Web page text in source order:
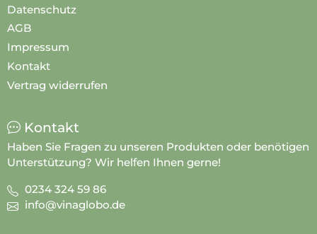
Datenschutz
AGB
Impressum
Kontakt
Vertrag widerrufen
Kontakt
Haben Sie Fragen zu unseren Produkten oder benötigen
Unterstützung? Wir helfen Ihnen gerne!
0234 324 59 86
info@vinaglobo.de